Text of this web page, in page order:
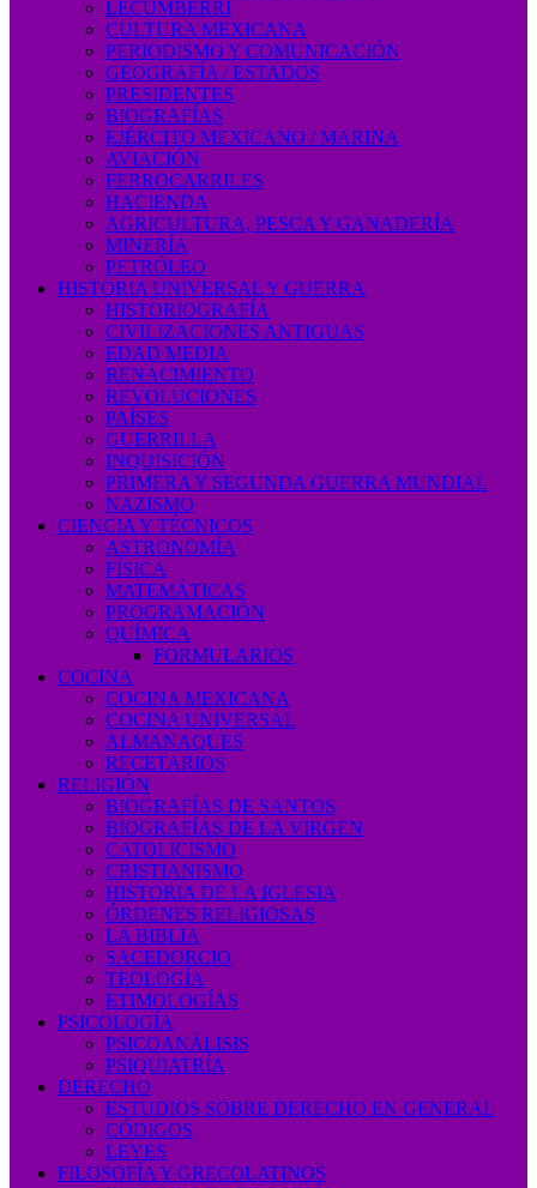
LECUMBERRI
CULTURA MEXICANA
PERIODISMO Y COMUNICACIÓN
GEOGRAFÍA / ESTADOS
PRESIDENTES
BIOGRAFÍAS
EJÉRCITO MEXICANO / MARINA
AVIACIÓN
FERROCARRILES
HACIENDA
AGRICULTURA, PESCA Y GANADERÍA
MINERÍA
PETRÓLEO
HISTORIA UNIVERSAL Y GUERRA
HISTORIOGRAFÍA
CIVILIZACIONES ANTIGUAS
EDAD MEDIA
RENACIMIENTO
REVOLUCIONES
PAÍSES
GUERRILLA
INQUISICIÓN
PRIMERA Y SEGUNDA GUERRA MUNDIAL
NAZISMO
CIENCIA Y TÉCNICOS
ASTRONOMÍA
FÍSICA
MATEMÁTICAS
PROGRAMACIÓN
QUÍMICA
FORMULARIOS
COCINA
COCINA MEXICANA
COCINA UNIVERSAL
ALMANAQUES
RECETARIOS
RELIGIÓN
BIOGRAFÍAS DE SANTOS
BIOGRAFÍAS DE LA VIRGEN
CATOLICISMO
CRISTIANISMO
HISTORIA DE LA IGLESIA
ÓRDENES RELIGIOSAS
LA BIBLIA
SACEDORCIO
TEOLOGÍA
ETIMOLOGÍAS
PSICOLOGÍA
PSICOANÁLISIS
PSIQUIATRÍA
DERECHO
ESTUDIOS SOBRE DERECHO EN GENERAL
CÓDIGOS
LEYES
FILOSOFÍA Y GRECOLATINOS